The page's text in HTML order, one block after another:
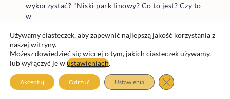
wykorzystać? "Niski park linowy? Co to jest? Czy to
w
Używamy ciasteczek, aby zapewnić najlepszą jakość korzystania z
naszej witryny.
Możesz dowiedzieć się więcej o tym, jakich ciasteczek używamy,
lub wyłączyć je wustawieniach.
Akceptuj Odrzuć Ustawienia Zamknij panel